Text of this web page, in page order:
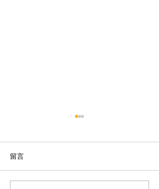
留言